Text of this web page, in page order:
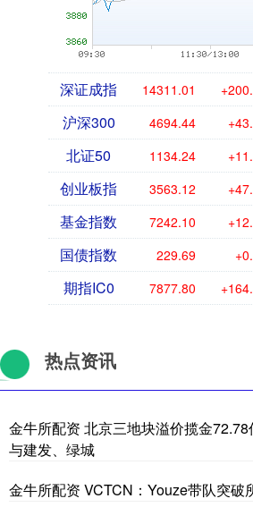
深证成指 14311.01
沪深300 4694.44
北证50 1134.24
创业板指 3563.12
基金指数 7242.10
国债指数 229.69
期指IC0 7877.80
热点资讯
金牛所配资 北京三地块溢价揽金72.78
与建发、绿城
金牛所配资 VCTCN：Youze带队突破